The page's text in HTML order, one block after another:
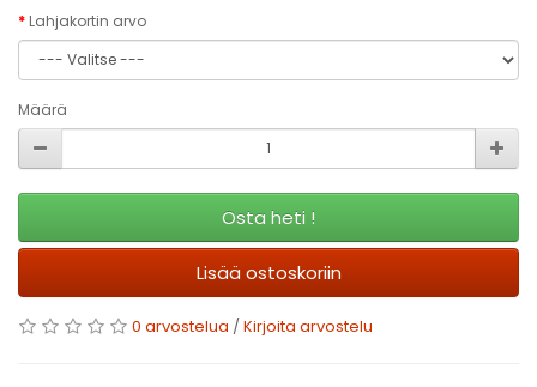
Lahjakortin arvo
Määrä
Osta heti !
Lisää ostoskoriin
0 arvostelua /Kirjoita arvostelu